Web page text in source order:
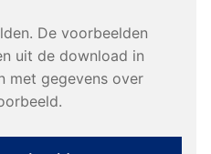
De voorbeelden
uit de download in
met gegevens over